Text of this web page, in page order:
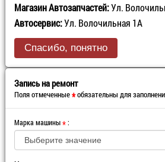
Магазин Автозапчастей:Ул.
Автосервис:Ул. Волочильная 1А
Спасибо, понятно
Запись на ремонт
Поля отмеченные*обязательны для
Марка машины*